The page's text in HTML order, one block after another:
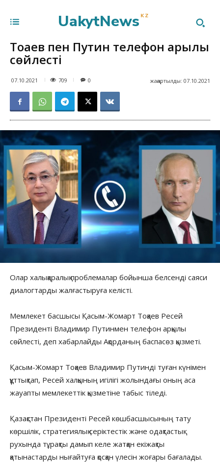
UakytNews KZ
Тоқаев пен Путин телефон арқылы
сөйлесті
07.10.2021 709 жаңартылды: 07.10.2021
0
Олар халықаралық проблемалар бойынша белсенді саяси
диалогтарды жалғастыруға келісті.
Мемлекет басшысы Қасым-Жомарт Тоқаев Ресей
Президенті Владимир Путинмен телефон арқылы
сөйлесті, деп хабарлайды Ақорданың баспасөз қызметі.
Қасым-Жомарт Тоқаев Владимир Путинді туған күнімен
құттықтап, Ресей халқының игілігі жолындағы оның аса
жауапты мемлекеттік қызметіне табыс тіледі.
Қазақстан Президенті Ресей көшбасшысының тату
көршілік, стратегиялық серіктестік және одақтастық
рухында тұрақты дамып келе жатқан екіжақты
қатынастарды нығайтуға қосқан үлесін жоғары бағалады.